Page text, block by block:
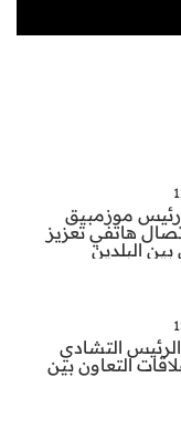
موزمبيق
هاتفي تعزيز
بين البلدين
التشادي
التعاون بين